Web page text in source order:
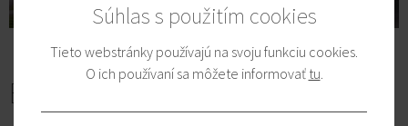
BIG SEE Architecture Award 2026
Súhlas s použitím cookies
Tieto webstránky používajú na svoju funkciu cookies.
O ich používaní sa môžete informovať tu